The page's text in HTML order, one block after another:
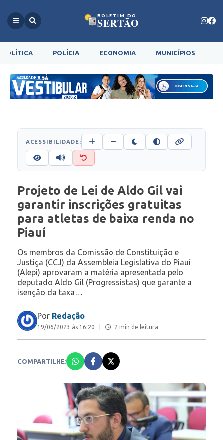
BOLETIM DO
SERTÃO
POLÍTICA POLÍCIA ECONOMIA MUNICÍPIOS
ACESSIBILIDADE:
Projeto de Lei de Aldo Gil vai
garantir inscrições gratuitas
para atletas de baixa renda no
Piauí
Os membros da Comissão de Constituição e
Justiça (CCJ) da Assembleia Legislativa do Piauí
(Alepi) aprovaram a matéria apresentada pelo
deputado Aldo Gil (Progressistas) que garante a
isenção da taxa…
Por Redação
19/06/2023 às 16:20 2 min de leitura
COMPARTILHE: